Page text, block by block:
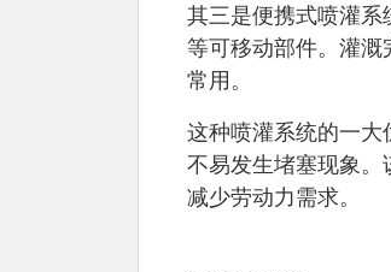
其三是便携式喷灌
等可移动部件。灌溉
常用。
这种喷灌系统的一大
不易发生堵塞现象
减少劳动力需求。